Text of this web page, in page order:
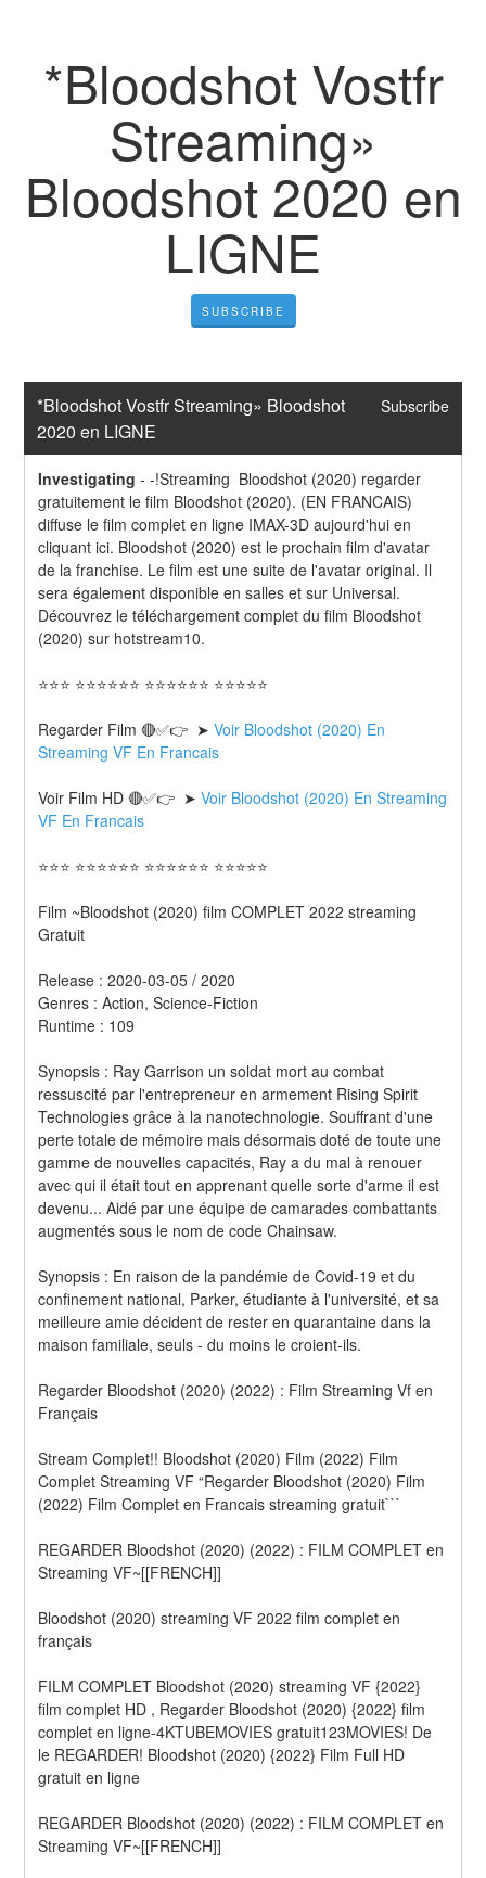
*Bloodshot Vostfr
Streaming»
Bloodshot 2020 en
LIGNE
SUBSCRIBE
*Bloodshot Vostfr Streaming» Bloodshot
2020 en LIGNE
Subscribe
Investigating --!Streaming  Bloodshot (2020) regarder
gratuitement le film Bloodshot (2020). (EN FRANCAIS)
diffuse le film complet en ligne IMAX-3D aujourd'hui en
cliquant ici. Bloodshot (2020) est le prochain film d'avatar
de la franchise. Le film est une suite de l'avatar original. Il
sera également disponible en salles et sur Universal.
Découvrez le téléchargement complet du film Bloodshot
(2020) sur hotstream10.
⭐⭐⭐ ⭐⭐⭐⭐⭐⭐ ⭐⭐⭐⭐⭐⭐ ⭐⭐⭐⭐⭐
Regarder Film 🔴✅👉  ➤ Voir Bloodshot (2020) En
Streaming VF En Francais
Voir Film HD 🔴✅👉  ➤ Voir Bloodshot (2020) En Streaming
VF En Francais
⭐⭐⭐ ⭐⭐⭐⭐⭐⭐ ⭐⭐⭐⭐⭐⭐ ⭐⭐⭐⭐⭐
Film ~Bloodshot (2020) film COMPLET 2022 streaming
Gratuit
Release : 2020-03-05 / 2020
Genres : Action, Science-Fiction
Runtime : 109
Synopsis : Ray Garrison un soldat mort au combat
ressuscité par l'entrepreneur en armement Rising Spirit
Technologies grâce à la nanotechnologie. Souffrant d'une
perte totale de mémoire mais désormais doté de toute une
gamme de nouvelles capacités, Ray a du mal à renouer
avec qui il était tout en apprenant quelle sorte d'arme il est
devenu... Aidé par une équipe de camarades combattants
augmentés sous le nom de code Chainsaw.
Synopsis : En raison de la pandémie de Covid-19 et du
confinement national, Parker, étudiante à l'université, et sa
meilleure amie décident de rester en quarantaine dans la
maison familiale, seuls - du moins le croient-ils.
Regarder Bloodshot (2020) (2022) : Film Streaming Vf en
Français
Stream Complet!! Bloodshot (2020) Film (2022) Film
Complet Streaming VF “Regarder Bloodshot (2020) Film
(2022) Film Complet en Francais streaming gratuit```
REGARDER Bloodshot (2020) (2022) : FILM COMPLET en
Streaming VF~[[FRENCH]]
Bloodshot (2020) streaming VF 2022 film complet en
français
FILM COMPLET Bloodshot (2020) streaming VF {2022}
film complet HD , Regarder Bloodshot (2020) {2022} film
complet en ligne-4KTUBEMOVIES gratuit123MOVIES! De
le REGARDER! Bloodshot (2020) {2022} Film Full HD
gratuit en ligne
REGARDER Bloodshot (2020) (2022) : FILM COMPLET en
Streaming VF~[[FRENCH]]